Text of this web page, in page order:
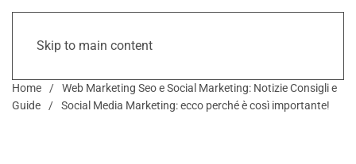
Skip to main content
Home
Web Marketing Seo e Social Marketing: Notizie Consigli e
Guide
Social Media Marketing: ecco perché è così importante!